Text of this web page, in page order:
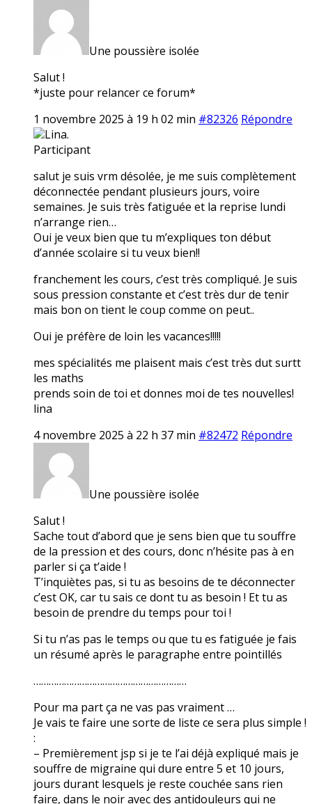
Une poussière isolée
Salut !
*juste pour relancer ce forum*
1 novembre 2025 à 19 h 02 min #82326 Répondre
Lina.
Participant
salut je suis vrm désolée, je me suis complètement
déconnectée pendant plusieurs jours, voire
semaines. Je suis très fatiguée et la reprise lundi
n’arrange rien…
Oui je veux bien que tu m’expliques ton début
d’année scolaire si tu veux bien!!
franchement les cours, c’est très compliqué. Je suis
sous pression constante et c’est très dur de tenir
mais bon on tient le coup comme on peut..
Oui je préfère de loin les vacances!!!!!
mes spécialités me plaisent mais c’est très dut surtt
les maths
prends soin de toi et donnes moi de tes nouvelles!
lina
4 novembre 2025 à 22 h 37 min #82472 Répondre
Une poussière isolée
Salut !
Sache tout d’abord que je sens bien que tu souffre
de la pression et des cours, donc n’hésite pas à en
parler si ça t’aide !
T’inquiètes pas, si tu as besoins de te déconnecter
c’est OK, car tu sais ce dont tu as besoin ! Et tu as
besoin de prendre du temps pour toi !
Si tu n’as pas le temps ou que tu es fatiguée je fais
un résumé après le paragraphe entre pointillés
……………………………………………………
Pour ma part ça ne vas pas vraiment …
Je vais te faire une sorte de liste ce sera plus simple !
:
– Premièrement jsp si je te l’ai déjà expliqué mais je
souffre de migraine qui dure entre 5 et 10 jours,
jours durant lesquels je reste couchée sans rien
faire, dans le noir avec des antidouleurs qui ne